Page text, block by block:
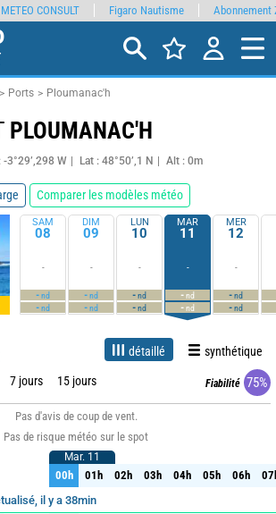
Ports Ploumanac'h
PLOUMANAC'H
-3°29’,298 W Lat : 48°50’,1 N Alt : 0m
Comparer les modèles météo
SAM
08
-
-nd
-nd
DIM
09
-
-nd
-nd
LUN
10
-
-nd
-nd
MAR
11
-
-nd
-nd
MER
12
-
-nd
-nd
détaillé synthétique
7 jours 15 jours Fiabilité 75%
Pas d'avis de coup de vent.
Pas de risque météo sur le spot
il y a 38min
Mar. 11
00h 01h 02h 03h 04h 05h 06h
Mar. 11
00h 01h 02h 03h 04h 05h 06h
METEO CONSULT Figaro Nautisme Abonnement